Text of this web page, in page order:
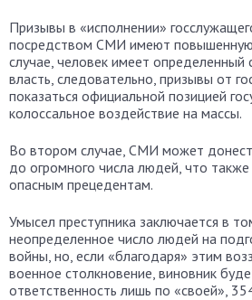
Призывы в «исполнении»
посредством СМИ имеют повышенную
случае, человек имеет определенный
власть, следовательно, призывы от
показаться официальной позицией
колоссальное воздействие на массы.
Во втором случае, СМИ может
до огромного числа людей, что
опасным прецедентам.
Умысел преступника заключается в
неопределенное число людей на
войны, но, если «благодаря» этим
военное столкновение, виновник
ответственность лишь по «своей»,